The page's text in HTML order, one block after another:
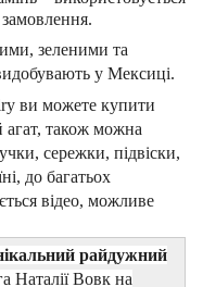
зеленими та
у Мексиці.
ви можете купити
агат, також можна
сережки, підвіски,
до багатьох
відео, можливе
райдужний
Наталії Вовк на